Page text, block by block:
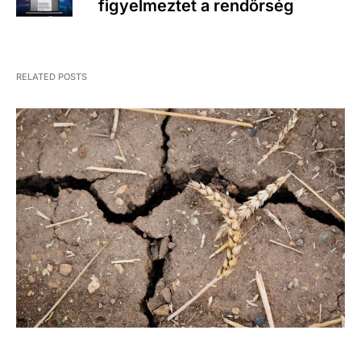
figyelmeztet a rendőrség
RELATED POSTS